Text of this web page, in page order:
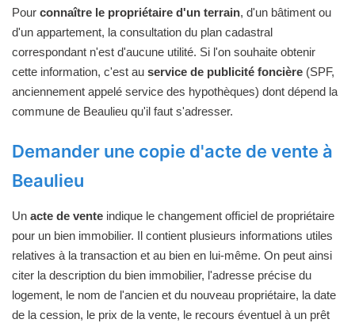
Pour connaître le propriétaire d'un terrain, d'un bâtiment ou
d'un appartement, la consultation du plan cadastral
correspondant n'est d'aucune utilité. Si l'on souhaite obtenir
cette information, c'est au service de publicité foncière (SPF,
anciennement appelé service des hypothèques) dont dépend la
commune de Beaulieu qu'il faut s'adresser.
Demander une copie d'acte de vente à
Beaulieu
Un acte de vente indique le changement officiel de propriétaire
pour un bien immobilier. Il contient plusieurs informations utiles
relatives à la transaction et au bien en lui-même. On peut ainsi
citer la description du bien immobilier, l'adresse précise du
logement, le nom de l'ancien et du nouveau propriétaire, la date
de la cession, le prix de la vente, le recours éventuel à un prêt